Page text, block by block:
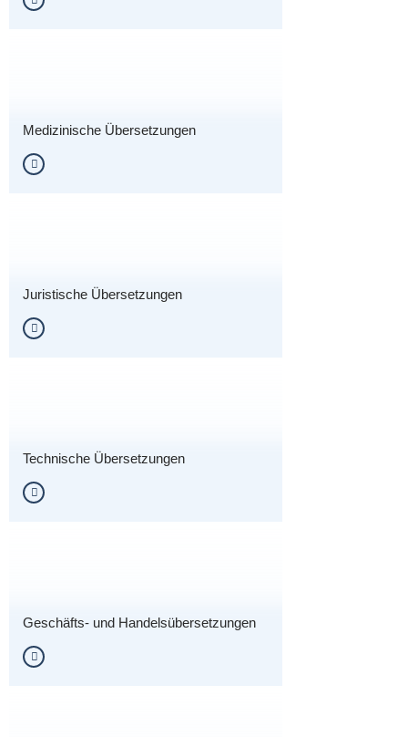
Medizinische Übersetzungen
Juristische Übersetzungen
Technische Übersetzungen
Geschäfts- und Handelsübersetzungen